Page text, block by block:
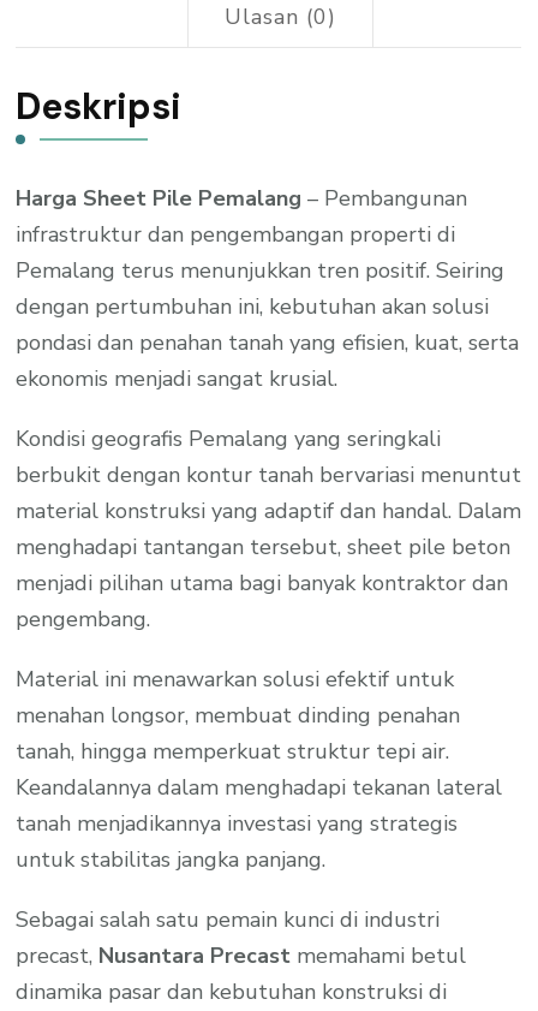
Ulasan (0)
Deskripsi
Harga Sheet Pile Pemalang – Pembangunan
infrastruktur dan pengembangan properti di
Pemalang terus menunjukkan tren positif. Seiring
dengan pertumbuhan ini, kebutuhan akan solusi
pondasi dan penahan tanah yang efisien, kuat, serta
ekonomis menjadi sangat krusial.
Kondisi geografis Pemalang yang seringkali
berbukit dengan kontur tanah bervariasi menuntut
material konstruksi yang adaptif dan handal. Dalam
menghadapi tantangan tersebut, sheet pile beton
menjadi pilihan utama bagi banyak kontraktor dan
pengembang.
Material ini menawarkan solusi efektif untuk
menahan longsor, membuat dinding penahan
tanah, hingga memperkuat struktur tepi air.
Keandalannya dalam menghadapi tekanan lateral
tanah menjadikannya investasi yang strategis
untuk stabilitas jangka panjang.
Sebagai salah satu pemain kunci di industri
precast, Nusantara Precast memahami betul
dinamika pasar dan kebutuhan konstruksi di